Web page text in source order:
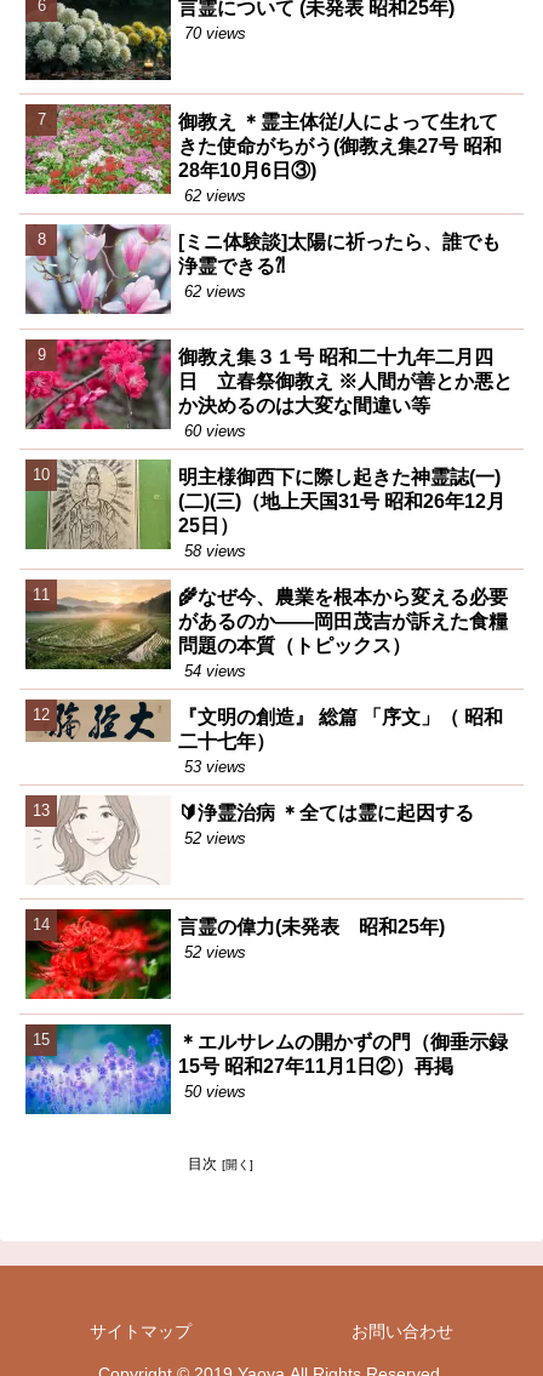
言霊について (未発表 昭和25年)
70 views
御教え ＊霊主体従/人によって生れて
きた使命がちがう(御教え集27号 昭和
28年10月6日③)
62 views
[ミニ体験談]太陽に祈ったら、誰でも
浄霊できる⁈
62 views
御教え集３１号 昭和二十九年二月四
日 立春祭御教え ※人間が善とか悪と
か決めるのは大変な間違い等
60 views
明主様御西下に際し起きた神霊誌(一)
(二)(三)（地上天国31号 昭和26年12月
25日）
58 views
🌾なぜ今、農業を根本から変える必要
があるのか――岡田茂吉が訴えた食糧
問題の本質（トピックス）
54 views
『文明の創造』 総篇 「序文」（ 昭和
二十七年）
53 views
🔰浄霊治病 ＊全ては霊に起因する
52 views
言霊の偉力(未発表 昭和25年)
52 views
＊エルサレムの開かずの門（御垂示録
15号 昭和27年11月1日②）再掲
50 views
目次
サイトマップ お問い合わせ